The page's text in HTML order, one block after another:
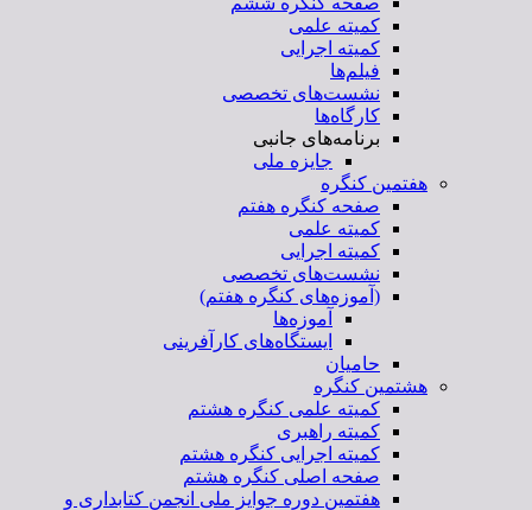
کمیته علمی
کمیته اجرایی
فیلم‌ها
نشست‌های تخصصی
کارگاه‌ها
برنامه‌های جانبی
جایزه ملی
هفتمین کنگره
صفحه کنگره هفتم
کمیته علمی
کمیته اجرایی
نشست‌های تخصصی
(آموزه‌های کنگره هفتم)
آموزه‌ها
ایستگاه‌های کارآفرینی
حامیان
هشتمین کنگره
کمیته علمی کنگره هشتم
کمیته راهبری
کمیته اجرایی کنگره هشتم
صفحه اصلی کنگره هشتم
هفتمین دوره جوایز ملی انجمن کتابداری و